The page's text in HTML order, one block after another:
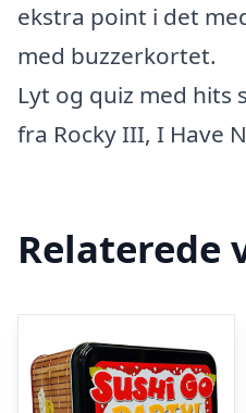
ekstra point i det
med buzzerkortet.
Lyt og quiz med hits
fra Rocky III, I Have
Relaterede